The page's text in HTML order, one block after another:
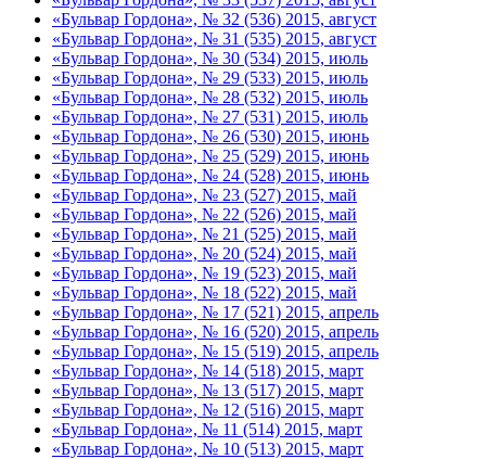
«Бульвар Гордона», № 32 (536) 2015, август
«Бульвар Гордона», № 31 (535) 2015, август
«Бульвар Гордона», № 30 (534) 2015, июль
«Бульвар Гордона», № 29 (533) 2015, июль
«Бульвар Гордона», № 28 (532) 2015, июль
«Бульвар Гордона», № 27 (531) 2015, июль
«Бульвар Гордона», № 26 (530) 2015, июнь
«Бульвар Гордона», № 25 (529) 2015, июнь
«Бульвар Гордона», № 24 (528) 2015, июнь
«Бульвар Гордона», № 23 (527) 2015, май
«Бульвар Гордона», № 22 (526) 2015, май
«Бульвар Гордона», № 21 (525) 2015, май
«Бульвар Гордона», № 20 (524) 2015, май
«Бульвар Гордона», № 19 (523) 2015, май
«Бульвар Гордона», № 18 (522) 2015, май
«Бульвар Гордона», № 17 (521) 2015, апрель
«Бульвар Гордона», № 16 (520) 2015, апрель
«Бульвар Гордона», № 15 (519) 2015, апрель
«Бульвар Гордона», № 14 (518) 2015, март
«Бульвар Гордона», № 13 (517) 2015, март
«Бульвар Гордона», № 12 (516) 2015, март
«Бульвар Гордона», № 11 (514) 2015, март
«Бульвар Гордона», № 10 (513) 2015, март